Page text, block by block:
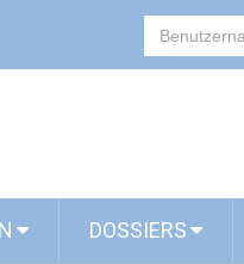
DOSSIERS